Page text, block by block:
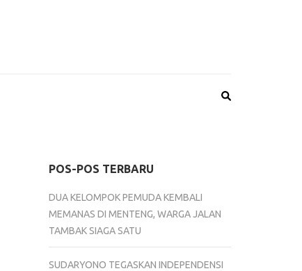
POS-POS TERBARU
DUA KELOMPOK PEMUDA KEMBALI
MEMANAS DI MENTENG, WARGA JALAN
TAMBAK SIAGA SATU
SUDARYONO TEGASKAN INDEPENDENSI